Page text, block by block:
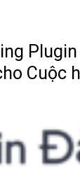
Cuộc